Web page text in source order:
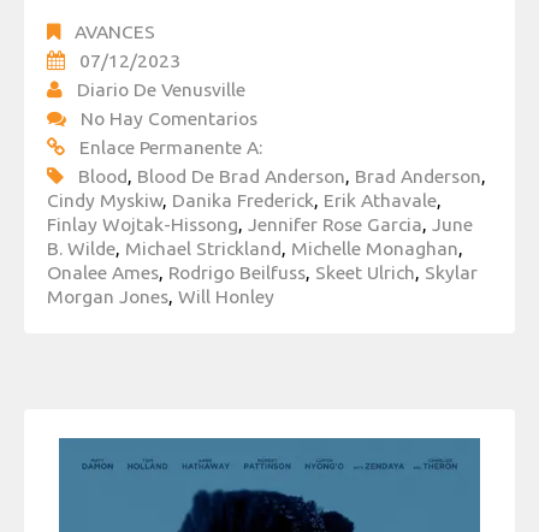
AVANCES
07/12/2023
Diario De Venusville
No Hay Comentarios
Enlace Permanente A:
Blood, Blood De Brad Anderson, Brad Anderson,
Cindy Myskiw, Danika Frederick, Erik Athavale,
Finlay Wojtak-Hissong, Jennifer Rose Garcia, June
B. Wilde, Michael Strickland, Michelle Monaghan,
Onalee Ames, Rodrigo Beilfuss, Skeet Ulrich, Skylar
Morgan Jones, Will Honley